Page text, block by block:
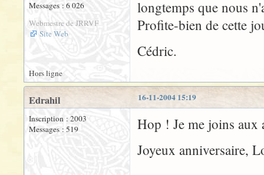
Messages : 6 026
Webmestre de JRRVF
Site Web
longtemps que nous
Profite-bien de cette
Cédric.
Hors ligne
16-11-2004 15:19
Edrahil
Inscription : 2003
Messages : 519
Hop ! Je me joins aux
Joyeux anniversaire,